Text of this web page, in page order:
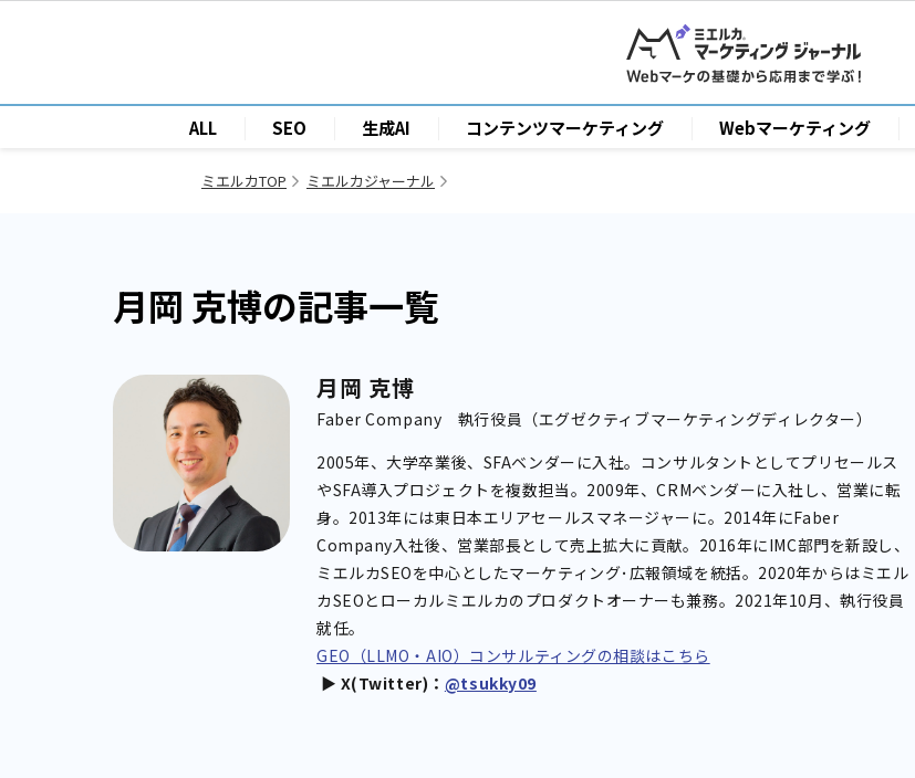
ALL SEO 生成AI コンテンツマーケティング Webマーケティング
ミエルカTOP ミエルカジャーナル
月岡 克博の記事一覧
月岡 克博
Faber Company 執行役員（エグゼクティブマーケティングディレクター）
2005年、大学卒業後、SFAベンダーに入社。コンサルタントとしてプリセールス
やSFA導入プロジェクトを複数担当。2009年、CRMベンダーに入社し、営業に転
身。2013年には東日本エリアセールスマネージャーに。2014年にFaber
Company入社後、営業部長として売上拡大に貢献。2016年にIMC部門を新設し、
ミエルカSEOを中心としたマーケティング･広報領域を統括。2020年からはミエル
カSEOとローカルミエルカのプロダクトオーナーも兼務。2021年10月、執行役員
就任。
GEO（LLMO・AIO）コンサルティングの相談はこちら
▶︎ X(Twitter)： @tsukky09